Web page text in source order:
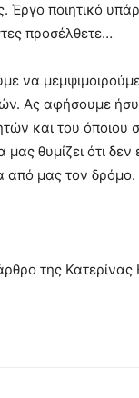
Έργο ποιητικό
προσέλθετε…
να
Ας αφήσουμε
και του όποιου
θυμίζει ότι δεν
από μας τον δρόμο.
της Κατερίνας